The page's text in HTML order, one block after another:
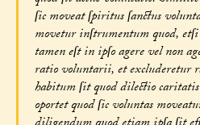
ſic moveat ſpiritus ſanctus
movetur inſtrumentum quod,
tamen eſt in ipſo agere vel non
ratio voluntarii, et excluderetur
habitum ſit quod dilectio
oportet quod ſic voluntas